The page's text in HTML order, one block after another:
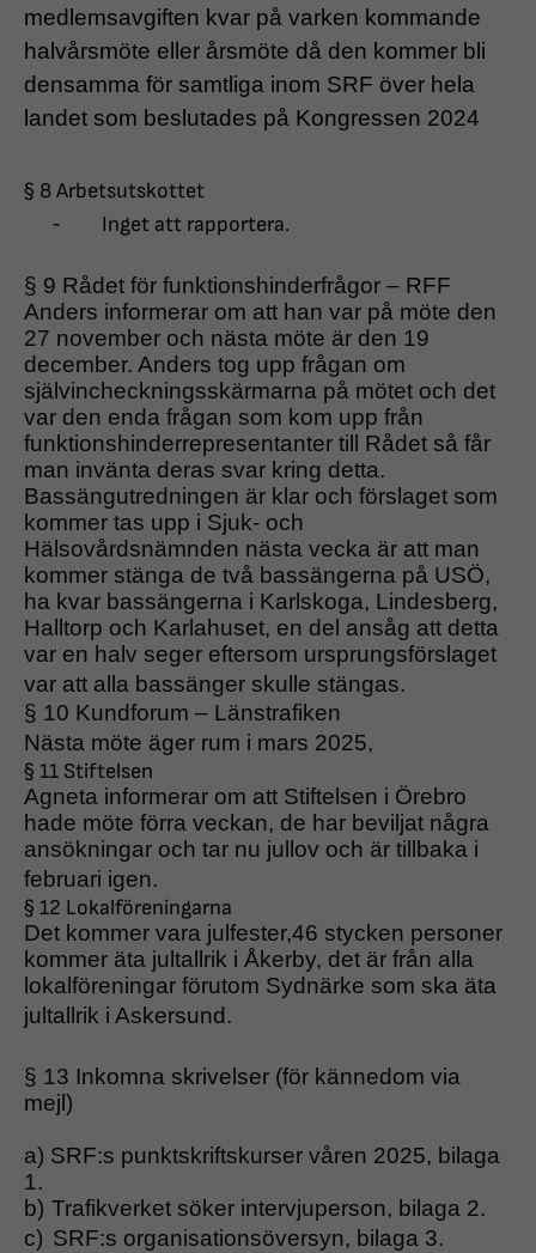
medlemsavgiften kvar på varken kommande
halvårsmöte eller årsmöte då den kommer bli
densamma för samtliga inom SRF över hela
landet som beslutades på Kongressen 2024
§ 8 Arbetsutskottet
- Inget att rapportera.
§ 9 Rådet för funktionshinderfrågor – RFF
Anders informerar om att han var på möte den
27 november och nästa möte är den 19
december. Anders tog upp frågan om
självincheckningsskärmarna på mötet och det
var den enda frågan som kom upp från
funktionshinderrepresentanter till Rådet så får
man invänta deras svar kring detta.
Bassängutredningen är klar och förslaget som
kommer tas upp i Sjuk- och
Hälsovårdsnämnden nästa vecka är att man
kommer stänga de två bassängerna på USÖ,
ha kvar bassängerna i Karlskoga, Lindesberg,
Halltorp och Karlahuset, en del ansåg att detta
var en halv seger eftersom ursprungsförslaget
var att alla bassänger skulle stängas.
§ 10 Kundforum – Länstrafiken
Nästa möte äger rum i mars 2025,
§ 11 Stiftelsen
Agneta informerar om att Stiftelsen i Örebro
hade möte förra veckan, de har beviljat några
ansökningar och tar nu jullov och är tillbaka i
februari igen.
§ 12 Lokalföreningarna
Det kommer vara julfester,46 stycken personer
kommer äta jultallrik i Åkerby, det är från alla
lokalföreningar förutom Sydnärke som ska äta
jultallrik i Askersund.
§ 13 Inkomna skrivelser (för kännedom via
mejl)
a) SRF:s punktskriftskurser våren 2025, bilaga
1.
b) Trafikverket söker intervjuperson, bilaga 2.
c) SRF:s organisationsöversyn, bilaga 3.